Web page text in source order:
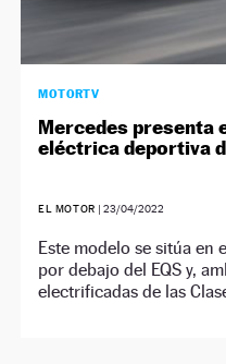
MOTORTV
Mercedes presenta
eléctrica deportiva
EL MOTOR |23/04/2022
Este modelo se sitúa en
por debajo del EQS y,
electrificadas de las